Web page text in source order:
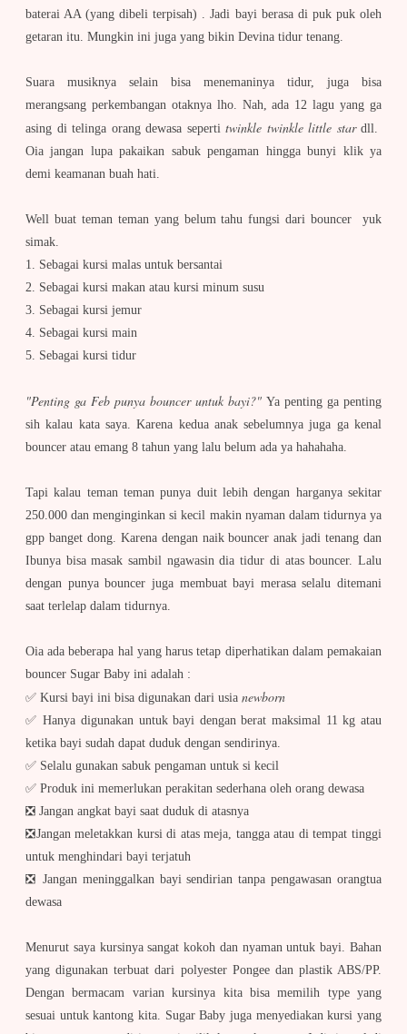
baterai AA (yang dibeli terpisah) . Jadi bayi berasa di puk puk oleh
getaran itu. Mungkin ini juga yang bikin Devina tidur tenang.
Suara musiknya selain bisa menemaninya tidur, juga bisa
merangsang perkembangan otaknya lho. Nah, ada 12 lagu yang ga
asing di telinga orang dewasa seperti twinkle twinkle little stardll.
Oia jangan lupa pakaikan sabuk pengaman hingga bunyi klik ya
demi keamanan buah hati.
Well buat teman teman yang belum tahu fungsi dari bouncer yuk
simak.
1. Sebagai kursi malas untuk bersantai
2. Sebagai kursi makan atau kursi minum susu
3. Sebagai kursi jemur
4. Sebagai kursi main
5. Sebagai kursi tidur
"Penting ga Feb punya bouncer untuk bayi?" Ya penting ga penting
sih kalau kata saya. Karena kedua anak sebelumnya juga ga kenal
bouncer atau emang 8 tahun yang lalu belum ada ya hahahaha.
Tapi kalau teman teman punya duit lebih dengan harganya sekitar
250.000 dan menginginkan si kecil makin nyaman dalam tidurnya ya
gpp banget dong. Karena dengan naik bouncer anak jadi tenang dan
Ibunya bisa masak sambil ngawasin dia tidur di atas bouncer. Lalu
dengan punya bouncer juga membuat bayi merasa selalu ditemani
saat terlelap dalam tidurnya.
Oia ada beberapa hal yang harus tetap diperhatikan dalam pemakaian
bouncer Sugar Baby ini adalah :
✅ Kursi bayi ini bisa digunakan dari usia newborn
✅ Hanya digunakan untuk bayi dengan berat maksimal 11 kg atau
ketika bayi sudah dapat duduk dengan sendirinya.
✅ Selalu gunakan sabuk pengaman untuk si kecil
✅ Produk ini memerlukan perakitan sederhana oleh orang dewasa
❎ Jangan angkat bayi saat duduk di atasnya
❎Jangan meletakkan kursi di atas meja, tangga atau di tempat tinggi
untuk menghindari bayi terjatuh
❎ Jangan meninggalkan bayi sendirian tanpa pengawasan orangtua
dewasa
Menurut saya kursinya sangat kokoh dan nyaman untuk bayi. Bahan
yang digunakan terbuat dari polyester Pongee dan plastik ABS/PP.
Dengan bermacam varian kursinya kita bisa memilih type yang
sesuai untuk kantong kita. Sugar Baby juga menyediakan kursi yang